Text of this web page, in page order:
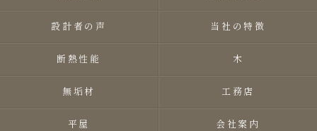
設計者の声 当社の特徴
断熱性能 木
無垢材 工務店
平屋 会社案内